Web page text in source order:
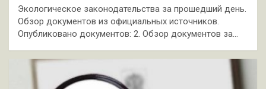
Экологическое законодательства за прошедший день.
Обзор документов из официальных источников.
Опубликовано документов: 2. Обзор документов за…